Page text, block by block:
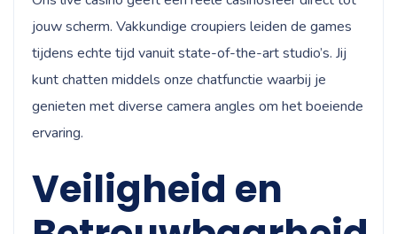
jouw scherm. Vakkundige croupiers leiden de games
tijdens echte tijd vanuit state-of-the-art studio’s. Jij
kunt chatten middels onze chatfunctie waarbij je
genieten met diverse camera angles om het boeiende
ervaring.
Veiligheid en